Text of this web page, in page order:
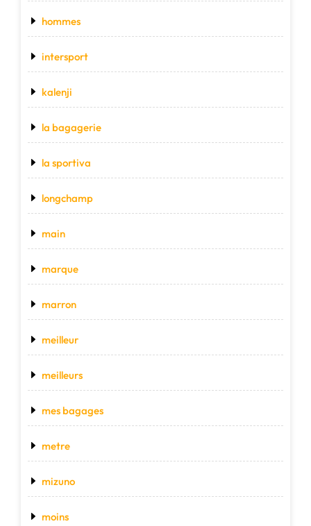
hommes
intersport
kalenji
la bagagerie
la sportiva
longchamp
main
marque
marron
meilleur
meilleurs
mes bagages
metre
mizuno
moins